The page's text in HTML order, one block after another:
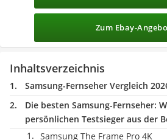
Zum Ebay-
Inhaltsverzeichnis
Samsung-Fernseher Vergleich
Die besten Samsung-Fernseher:
persönlichen Testsieger aus der
Samsung The Frame Pro 4K